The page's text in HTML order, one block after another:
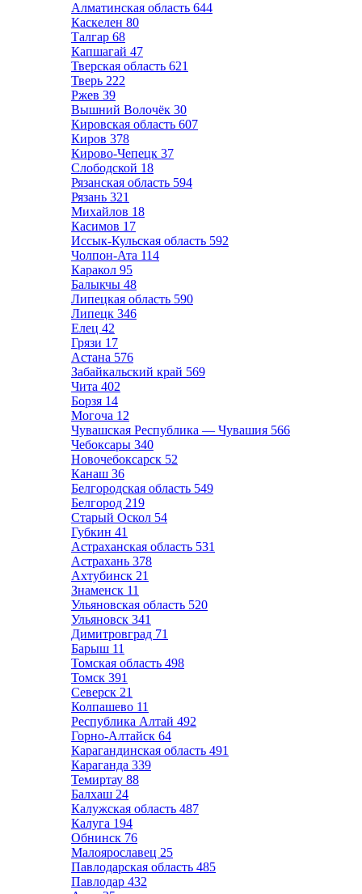
Алматинская область 644
Каскелен 80
Талгар 68
Капшагай 47
Тверская область 621
Тверь 222
Ржев 39
Вышний Волочёк 30
Кировская область 607
Киров 378
Кирово-Чепецк 37
Слободской 18
Рязанская область 594
Рязань 321
Михайлов 18
Касимов 17
Иссык-Кульская область 592
Чолпон-Ата 114
Каракол 95
Балыкчы 48
Липецкая область 590
Липецк 346
Елец 42
Грязи 17
Астана 576
Забайкальский край 569
Чита 402
Борзя 14
Могоча 12
Чувашская Республика — Чувашия 566
Чебоксары 340
Новочебоксарск 52
Канаш 36
Белгородская область 549
Белгород 219
Старый Оскол 54
Губкин 41
Астраханская область 531
Астрахань 378
Ахтубинск 21
Знаменск 11
Ульяновская область 520
Ульяновск 341
Димитровград 71
Барыш 11
Томская область 498
Томск 391
Северск 21
Колпашево 11
Республика Алтай 492
Горно-Алтайск 64
Карагандинская область 491
Караганда 339
Темиртау 88
Балхаш 24
Калужская область 487
Калуга 194
Обнинск 76
Малоярославец 25
Павлодарская область 485
Павлодар 432